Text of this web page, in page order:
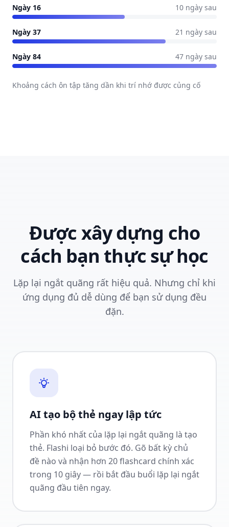
Ngày 16 10 ngày sau
Ngày 37 21 ngày sau
Ngày 84 47 ngày sau
Khoảng cách ôn tập tăng dần khi trí nhớ được củng cố
Được xây dựng cho
cách bạn thực sự học
Lặp lại ngắt quãng rất hiệu quả. Nhưng chỉ khi
ứng dụng đủ dễ dùng để bạn sử dụng đều
đặn.
AI tạo bộ thẻ ngay lập tức
Phần khó nhất của lặp lại ngắt quãng là tạo
thẻ. Flashi loại bỏ bước đó. Gõ bất kỳ chủ
đề nào và nhận hơn 20 flashcard chính xác
trong 10 giây — rồi bắt đầu buổi lặp lại ngắt
quãng đầu tiên ngay.